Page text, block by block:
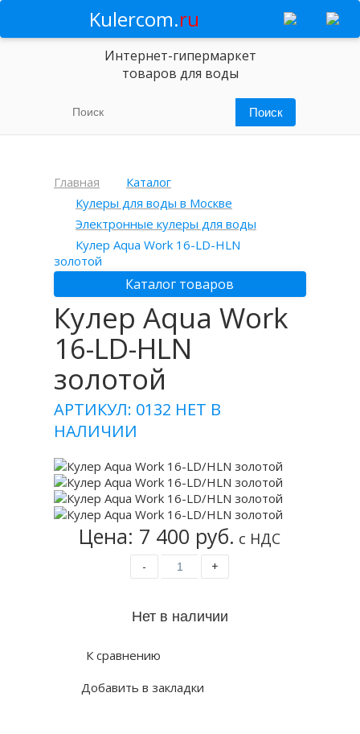
Kulercom.ru
Интернет-гипермаркет
товаров для воды
Главная
Каталог
Кулеры для воды в Москве
Электронные кулеры для воды
Кулер Aqua Work 16-LD-HLN
золотой
Каталог товаров
Кулер Aqua Work
16-LD-HLN
золотой
АРТИКУЛ: 0132 НЕТ В
НАЛИЧИИ
Цена: 7 400 руб. с НДС
- +
К сравнению
Добавить в закладки